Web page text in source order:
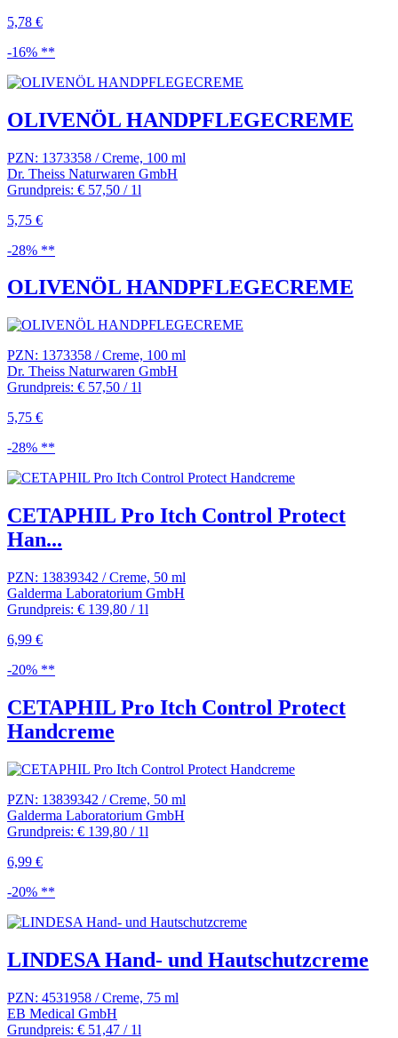
5,78 €
-16% **
OLIVENÖL HANDPFLEGECREME
PZN: 1373358 / Creme, 100 ml
Dr. Theiss Naturwaren GmbH
Grundpreis: € 57,50 / 1l
5,75 €
-28% **
OLIVENÖL HANDPFLEGECREME
PZN: 1373358 / Creme, 100 ml
Dr. Theiss Naturwaren GmbH
Grundpreis: € 57,50 / 1l
5,75 €
-28% **
CETAPHIL Pro Itch Control Protect
Han...
PZN: 13839342 / Creme, 50 ml
Galderma Laboratorium GmbH
Grundpreis: € 139,80 / 1l
6,99 €
-20% **
CETAPHIL Pro Itch Control Protect
Handcreme
PZN: 13839342 / Creme, 50 ml
Galderma Laboratorium GmbH
Grundpreis: € 139,80 / 1l
6,99 €
-20% **
LINDESA Hand- und Hautschutzcreme
PZN: 4531958 / Creme, 75 ml
EB Medical GmbH
Grundpreis: € 51,47 / 1l